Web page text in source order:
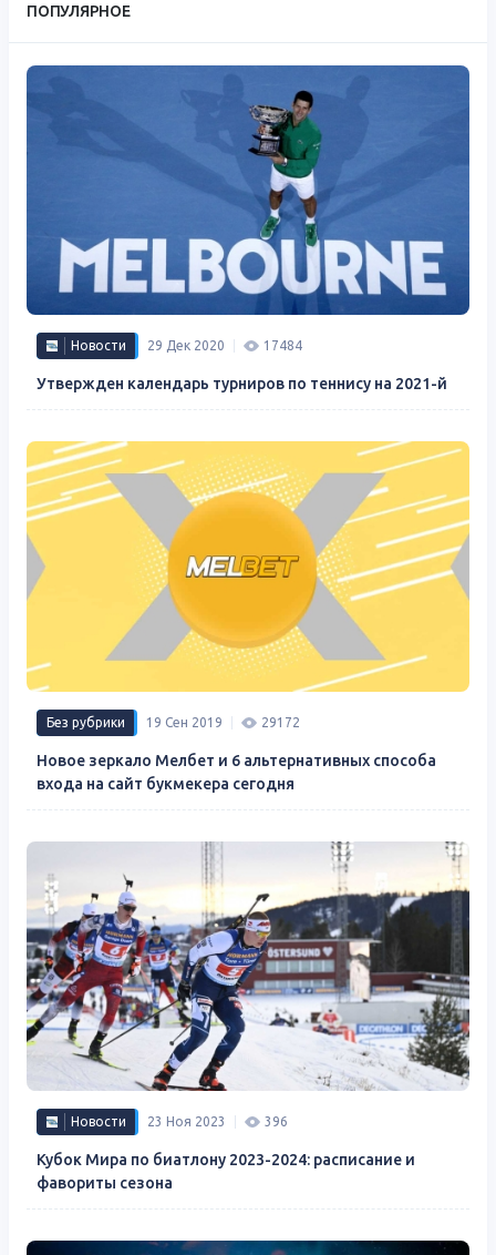
ПОПУЛЯРНОЕ
Новости 29 Дек 2020 17484
Утвержден календарь турниров по теннису на 2021-й
Без рубрики 19 Сен 2019 29172
Новое зеркало Мелбет и 6 альтернативных способа
входа на сайт букмекера сегодня
Новости 23 Ноя 2023 396
Кубок Мира по биатлону 2023-2024: расписание и
фавориты сезона